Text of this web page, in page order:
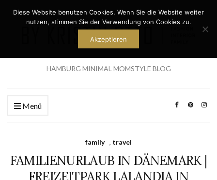
HAMBURG MINIMAL MOMSTYLE BLOG
Menü
family , travel
FAMILIENURLAUB IN DÄNEMARK |
FREIZEITPARK LALANDIA IN
Diese Website benutzen Cookies. Wenn Sie die Website weiter
nutzen, stimmen Sie der Verwendung von Cookies zu.
Akzeptieren